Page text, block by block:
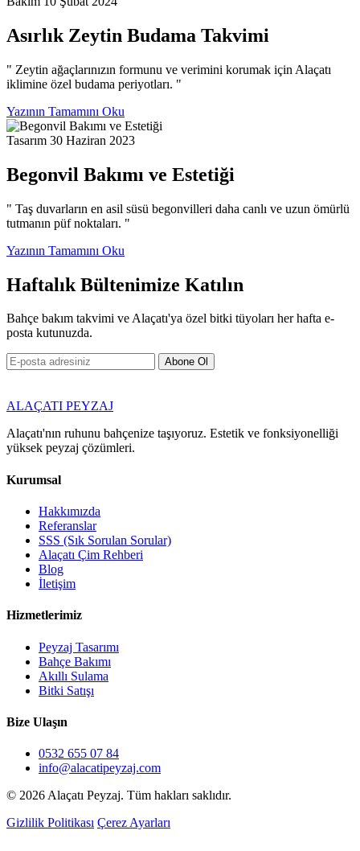
Asırlık Zeytin Budama Takvimi
" Zeytin ağaçlarınızın formunu ve verimini korumak için Alaçatı
iklimine özel budama periyotları. "
Yazının Tamamını Oku
Tasarım 30 Haziran 2023
Begonvil Bakımı ve Estetiği
" Taş duvarların en asil süsü begonvilleri daha canlı ve uzun ömürlü
tutmanın püf noktaları. "
Yazının Tamamını Oku
Haftalık Bültenimize Katılın
Bahçe bakım takvimi ve Alaçatı'ya özel bitki tüyoları her hafta e-
posta kutunuzda.
Abone Ol
ALAÇATI PEYZAJ
Alaçatı'nın ruhunu bahçenize taşıyoruz. Estetik ve fonksiyonelliği
yüksek peyzaj çözümleri.
Kurumsal
Hakkımızda
Referanslar
SSS (Sık Sorulan Sorular)
Alaçatı Çim Rehberi
Blog
İletişim
Hizmetlerimiz
Peyzaj Tasarımı
Bahçe Bakımı
Akıllı Sulama
Bitki Satışı
Bize Ulaşın
0532 655 07 84
info@alacatipeyzaj.com
© 2026 Alaçatı Peyzaj. Tüm hakları saklıdır.
Gizlilik Politikası Çerez Ayarları